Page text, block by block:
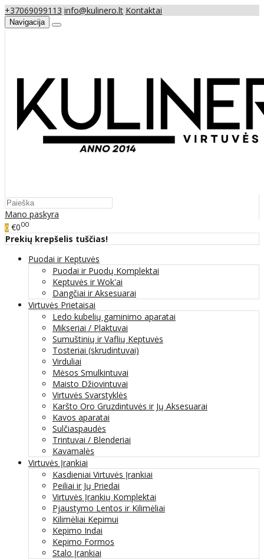
+37069099113 info@kulinero.lt Kontaktai
Navigacija
Mano paskyra
0 €000
Prekių krepšelis tuščias!
Puodai ir Keptuvės
Puodai ir Puodų Komplektai
Keptuvės ir Wok'ai
Dangčiai ir Aksesuarai
Virtuvės Prietaisai
Ledo kubelių gaminimo aparatai
Mikseriai / Plaktuvai
Sumuštinių ir Vaflių Keptuvės
Tosteriai (skrudintuvai)
Virduliai
Mėsos Smulkintuvai
Maisto Džiovintuvai
Virtuvės Svarstyklės
Karšto Oro Gruzdintuvės ir Jų Aksesuarai
Kavos aparatai
Sulčiaspaudės
Trintuvai / Blenderiai
Kavamalės
Virtuvės Įrankiai
Kasdieniai Virtuvės Įrankiai
Peiliai ir Jų Priedai
Virtuvės Įrankių Komplektai
Pjaustymo Lentos ir Kilimėliai
Kilimėliai Kepimui
Kepimo Indai
Kepimo Formos
Stalo Įrankiai